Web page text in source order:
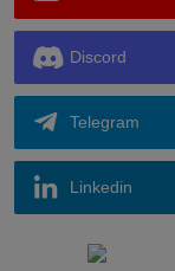
Discord
Telegram
Linkedin